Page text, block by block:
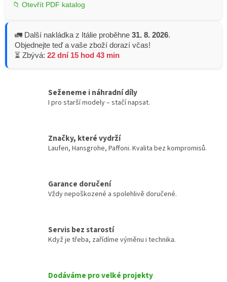
📁 Otevřít PDF katalog
🚛 Další nakládka z Itálie proběhne 31. 8. 2026.
Objednejte teď a vaše zboží dorazí včas!
⏳ Zbývá: 22 dní 15 hod 43 min
Seženeme i náhradní díly
I pro starší modely – stačí napsat.
Značky, které vydrží
Laufen, Hansgrohe, Paffoni. Kvalita bez kompromisů.
Garance doručení
Vždy nepoškozené a spolehlivě doručené.
Servis bez starostí
Když je třeba, zařídíme výměnu i technika.
Dodáváme pro velké projekty